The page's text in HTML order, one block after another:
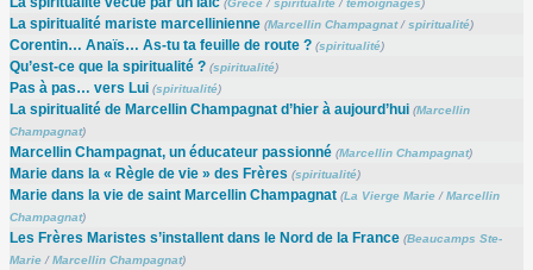
(Grèce/spiritualité/témoignages)
La spiritualité mariste marcellinienne (Marcellin Champagnat/ spiritualité)
Corentin… Anaïs… As-tu ta feuille de route ? (spiritualité)
Qu’est-ce que la spiritualité ? (spiritualité)
Pas à pas… vers Lui (spiritualité)
La spiritualité de Marcellin Champagnat d’hier à aujourd’hui (Marcellin
Champagnat)
Marcellin Champagnat, un éducateur passionné (Marcellin Champagnat)
Marie dans la « Règle de vie » des Frères (spiritualité)
Marie dans la vie de saint Marcellin Champagnat (La Vierge Marie/Marcellin
Champagnat)
Les Frères Maristes s’installent dans le Nord de la France (Beaucamps Ste-
Marie/Marcellin Champagnat)